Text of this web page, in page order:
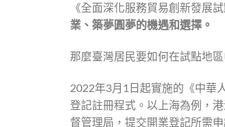
《全面深化服務貿易創新發展
業、築夢圓夢的機遇和選擇。
那麼臺灣居民要如何在試點地
2022年3月1日起實施的《中華
登記註冊程式。以上海為例，
督管理局，提交開業登記所需